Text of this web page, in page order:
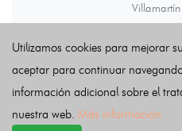
Villamartín
Utilizamos cookies para mejorar
aceptar para continuar
información adicional sobre el
nuestra web. Más información